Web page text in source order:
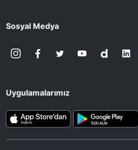
Sosyal Medya
Uygulamalarımız